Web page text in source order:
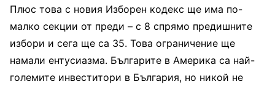
Плюс това с новия Изборен кодекс ще има по-
малко секции от преди – с 8 спрямо предишните
избори и сега ще са 35. Това ограничение ще
намали ентусиазма. Българите в Америка са най-
големите инвеститори в България, но никой не